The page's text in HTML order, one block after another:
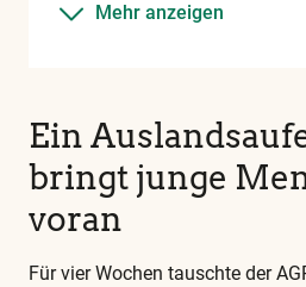
Mehr anzeigen
Ein
bringt junge
voran
Für vier Wochen tauschte der